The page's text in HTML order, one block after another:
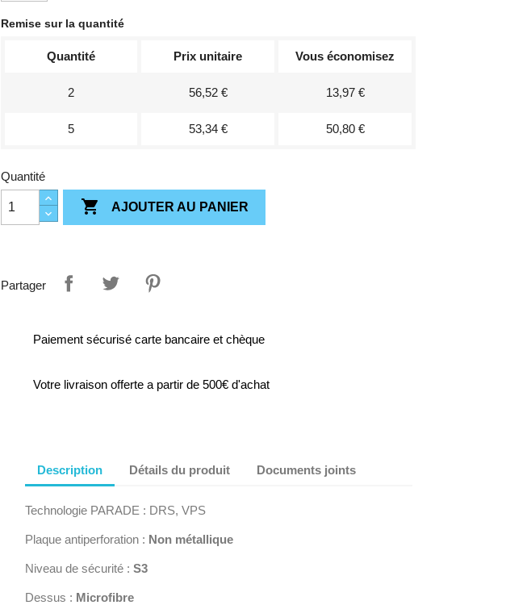
Remise sur la quantité
Quantité Prix unitaire Vous économisez
2 56,52 € 13,97 €
5 53,34 € 50,80 €
Quantité
 AJOUTER AU PANIER
Partager
Paiement sécurisé carte bancaire et chèque
Votre livraison offerte a partir de 500€ d'achat
Description Détails du produit Documents joints
Technologie PARADE : DRS, VPS
Plaque antiperforation : Non métallique
Niveau de sécurité : S3
Dessus : Microfibre